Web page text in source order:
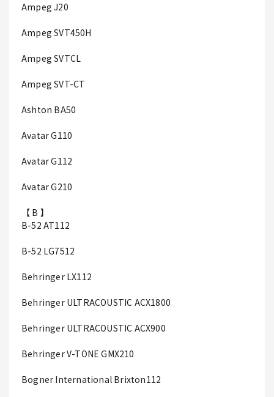
Ampeg J20
Ampeg SVT450H
Ampeg SVTCL
Ampeg SVT-CT
Ashton BA50
Avatar G110
Avatar G112
Avatar G210
【 B 】
B-52 AT112
B-52 LG7512
Behringer LX112
Behringer ULTRACOUSTIC ACX1800
Behringer ULTRACOUSTIC ACX900
Behringer V-TONE GMX210
Bogner International Brixton112